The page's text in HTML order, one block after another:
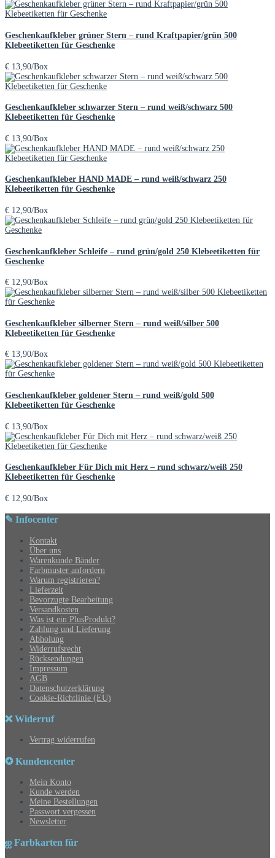
Geschenkaufkleber grüner Stern – rund Kraftpapier/grün 500
Klebeetiketten für Geschenke
€ 13,90/Box
Geschenkaufkleber schwarzer Stern – rund weiß/schwarz 500
Klebeetiketten für Geschenke
€ 13,90/Box
Geschenkaufkleber HAND MADE – rund weiß/schwarz 250
Klebeetiketten für Geschenke
€ 12,90/Box
Geschenkaufkleber Schleife – rund grün/gold 250 Klebeetiketten für
Geschenke
€ 12,90/Box
Geschenkaufkleber silberner Stern – rund weiß/silber 500
Klebeetiketten für Geschenke
€ 13,90/Box
Geschenkaufkleber goldener Stern – rund weiß/gold 500
Klebeetiketten für Geschenke
€ 13,90/Box
Geschenkaufkleber Für Dich mit Herz – rund schwarz/weiß 250
Klebeetiketten für Geschenke
€ 12,90/Box
✎ Infocenter
Kontakt
Über uns
Warenkunde Bänder
Farbmuster anfordern
Warum registrieren?
Lieferzeit
Bevorzugte Bearbeitung
Versandkosten
Was ist ein PlusProdukt?
Zahlung und Lieferung
Abholung
Widerrufsrecht
Rücksendungen
Impressum
AGB
Datenschutzerklärung
Cookie-Richtlinie (EU)
❌ Widerruf
Vertrag widerrufen
✪ Kundencenter
Mein Konto
Kunde werden
Meine Bestellungen
Passwort vergessen
Newsletter
ஐ Farbkarten für